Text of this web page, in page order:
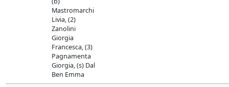
Mastromarchi
Livia, (2)
Zanolini
Giorgia
Francesca, (3)
Pagnamenta
Giorgia, (s) Dal
Ben Emma